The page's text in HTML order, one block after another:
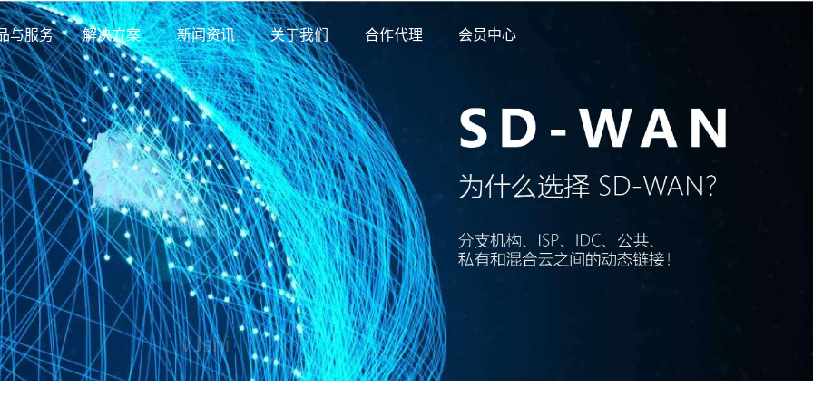
与服务 解决方案 新闻资讯 关于我们 合作代理 会员中心